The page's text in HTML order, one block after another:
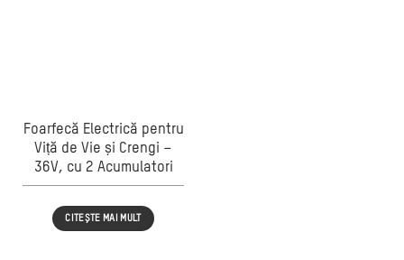
Foarfecă Electrică pentru
Viță de Vie și Crengi –
36V, cu 2 Acumulatori
CITEȘTE MAI MULT